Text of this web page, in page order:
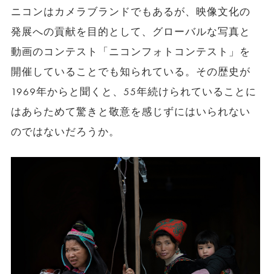
ニコンはカメラブランドでもあるが、映像文化の
発展への貢献を目的として、グローバルな写真と
動画のコンテスト「ニコンフォトコンテスト」を
開催していることでも知られている。その歴史が
1969年からと聞くと、55年続けられていることに
はあらためて驚きと敬意を感じずにはいられない
のではないだろうか。